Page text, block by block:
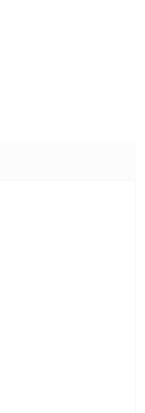
hviezdičiek.
hviezdičiek.